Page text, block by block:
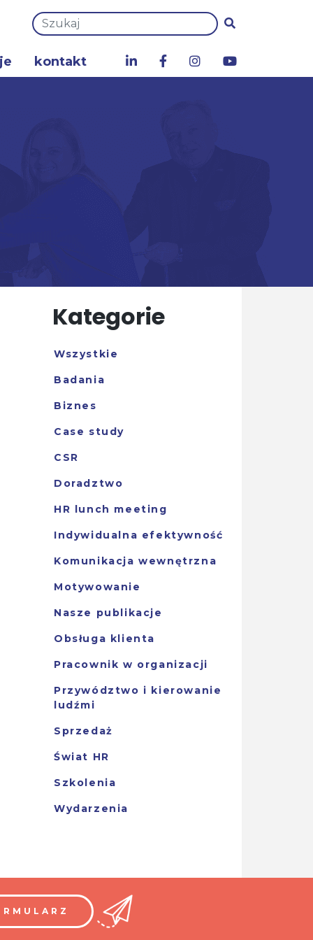
kontakt
Kategorie
Wszystkie
Badania
Biznes
Case study
CSR
Doradztwo
HR lunch meeting
Indywidualna efektywność
Komunikacja wewnętrzna
Motywowanie
Nasze publikacje
Obsługa klienta
Pracownik w organizacji
Przywództwo i kierowanie
ludźmi
Sprzedaż
Świat HR
Szkolenia
Wydarzenia